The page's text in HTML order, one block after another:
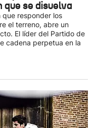
que se disuelva
que responder los
el terreno, abre un
El líder del Partido de
cadena perpetua en la